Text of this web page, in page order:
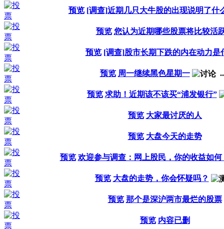
预览 [调查]近期几只大牛股的出现说明了什
预览 您认为近期哪些股票将比较活
预览 [调查]股市长期下跌的内在动力是
预览 周一继续黑色星期一
预览 求助！近期该不该买“浦发银行”
预览 大家最讨厌的人
预览 大盘今天的走势
预览 欢迎参与调查：网上股民，你的收益如何
预览 大盘的走势，你会怀疑吗？
预览 那个是深沪两市最烂的股票
预览 内容已删